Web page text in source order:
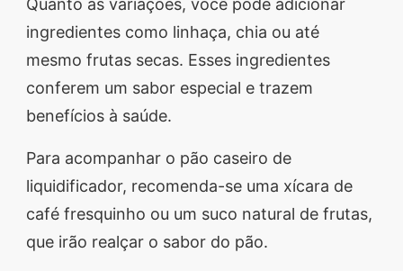
Quanto às variações, você pode adicionar
ingredientes como linhaça, chia ou até
mesmo frutas secas. Esses ingredientes
conferem um sabor especial e trazem
benefícios à saúde.
Para acompanhar o pão caseiro de
liquidificador, recomenda-se uma xícara de
café fresquinho ou um suco natural de frutas,
que irão realçar o sabor do pão.